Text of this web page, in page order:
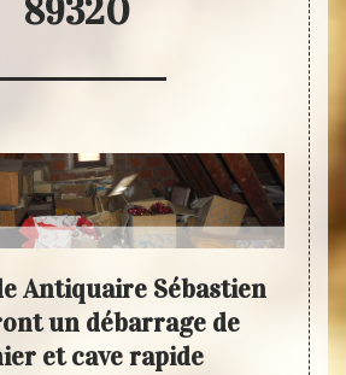
89320
Antiquaire Sébastien
un débarrage de
et cave rapide